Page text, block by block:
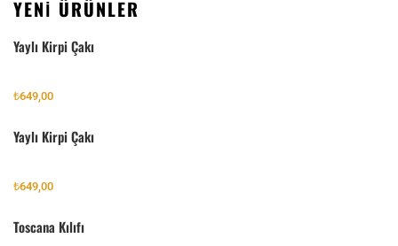
YENI ÜRÜNLER
Yaylı Kirpi Çakı
₺649,00
Yaylı Kirpi Çakı
₺649,00
Toscana Kılıfı